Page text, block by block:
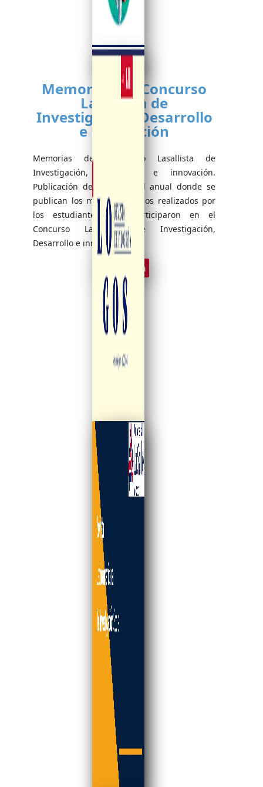
Memorias del Concurso
Lasallista de
Investigación, Desarrollo
e innovación
Memorias del Concurso Lasallista de
Investigación, Desarrollo e innovación.
Publicación de perioricidad anual donde se
publican los mejores trabajos realizados por
los estudiantes que participaron en el
Concurso Lasallista de Investigación,
Desarrollo e innovación.
Ver revista